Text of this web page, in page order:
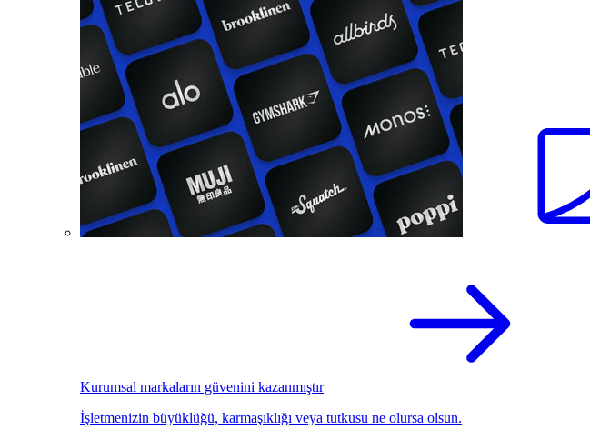
Kurumsal markaların güvenini kazanmıştır
İşletmenizin büyüklüğü, karmaşıklığı veya tutkusu ne olursa olsun.